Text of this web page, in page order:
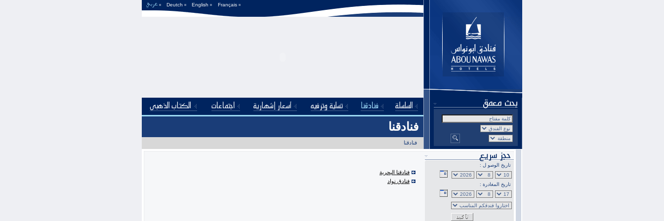
Français
English
Deutch
فنادقنا
فنادقنا
تاريخ الوصو ل :
تاريخ المغادرة :
فنادقنا البحرية
فنادق نواد